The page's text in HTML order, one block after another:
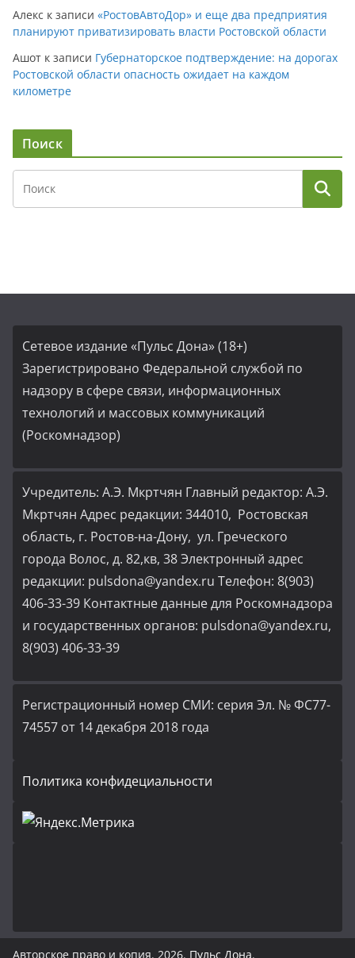
Алекс к записи «РостовАвтоДор» и еще два предприятия
планируют приватизировать власти Ростовской области
Ашот к записи Губернаторское подтверждение: на дорогах
Ростовской области опасность ожидает на каждом
километре
Поиск
Сетевое издание «Пульс Дона» (18+)
Зарегистрировано Федеральной службой по
надзору в сфере связи, информационных
технологий и массовых коммуникаций
(Роскомнадзор)
Учредитель: А.Э. Мкртчян Главный редактор: А.Э.
Мкртчян Адрес редакции: 344010, Ростовская
область, г. Ростов-на-Дону, ул. Греческого
города Волос, д. 82,кв, 38 Электронный адрес
редакции: pulsdona@yandex.ru Телефон: 8(903)
406-33-39 Контактные данные для Роскомнадзора
и государственных органов: pulsdona@yandex.ru,
8(903) 406-33-39
Регистрационный номер СМИ: серия Эл. № ФС77-
74557 от 14 декабря 2018 года
Политика конфидециальности
Авторское право и копия. 2026. Пульс Дона.